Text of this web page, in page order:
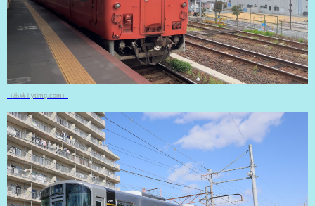
（出典 i.ytimg.com）